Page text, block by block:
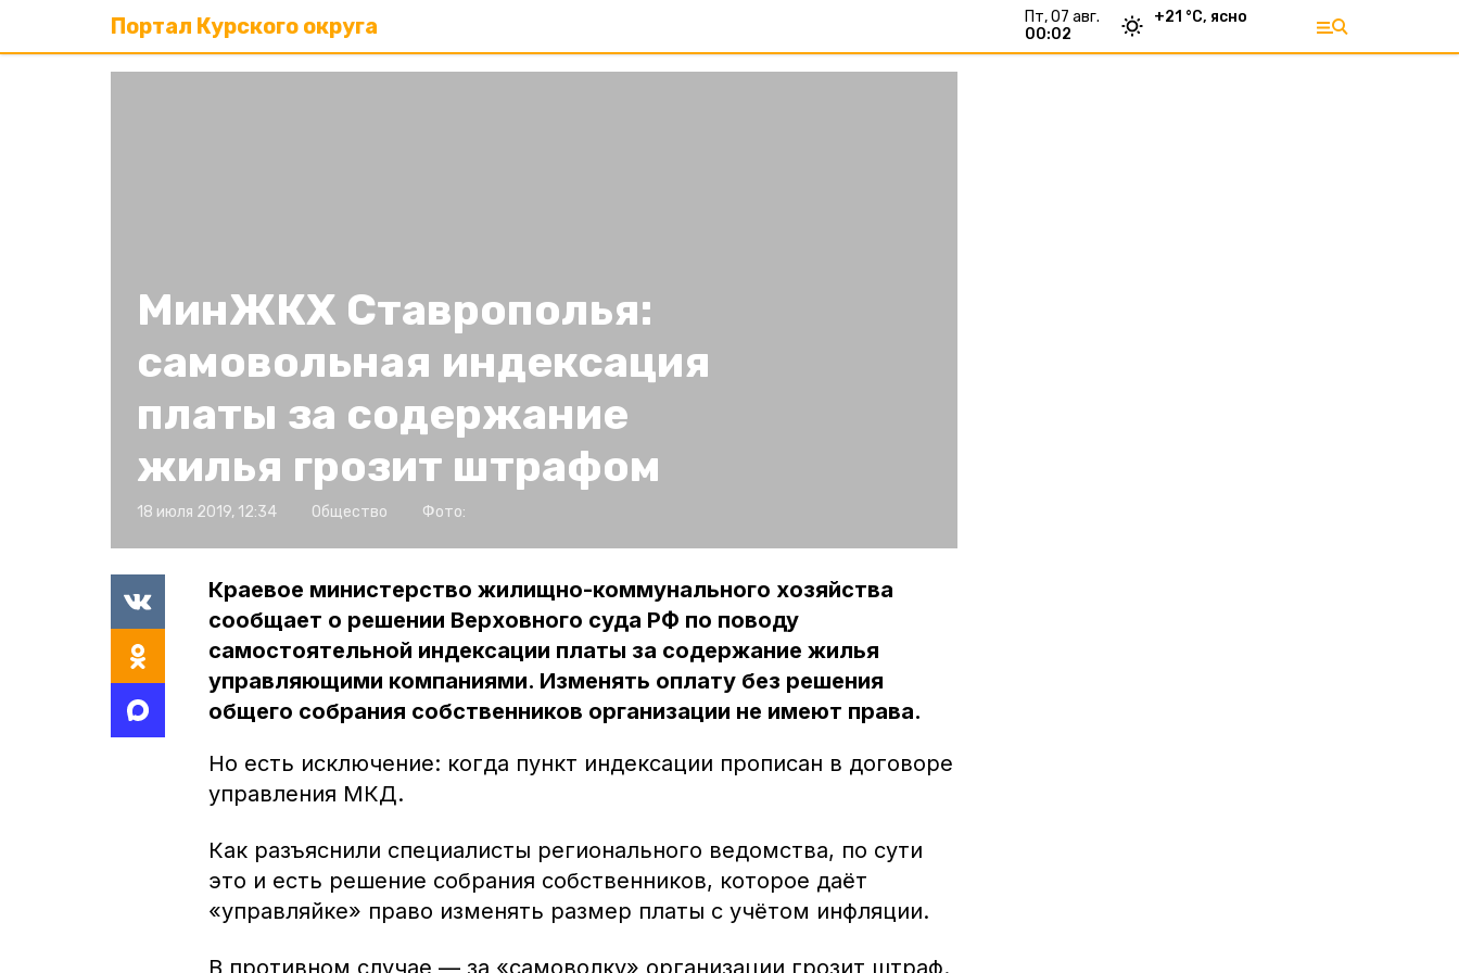
Портал Курского округа
пт, 07 авг.
00:02
+21 °С, ясно
МинЖКХ Ставрополья:
самовольная индексация
платы за содержание
жилья грозит штрафом
18 июля 2019, 12:34 Общество Фото:
Краевое министерство жилищно-коммунального хозяйства
сообщает о решении Верховного суда РФ по поводу
самостоятельной индексации платы за содержание жилья
управляющими компаниями. Изменять оплату без решения
общего собрания собственников организации не имеют права.
Но есть исключение: когда пункт индексации прописан в договоре
управления МКД.
Как разъяснили специалисты регионального ведомства, по сути
это и есть решение собрания собственников, которое даёт
«управляйке» право изменять размер платы с учётом инфляции.
В противном случае — за «самоволку» организации грозит штраф.